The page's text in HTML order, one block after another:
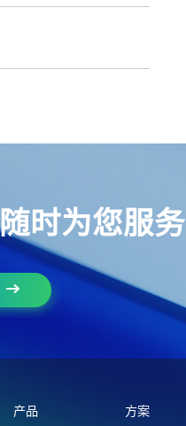
时为您服务
产品 方案